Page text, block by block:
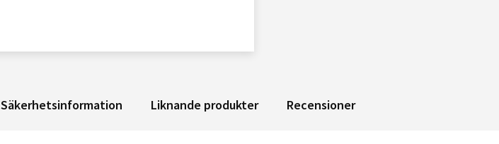
Säkerhetsinformation Liknande produkter Recensioner